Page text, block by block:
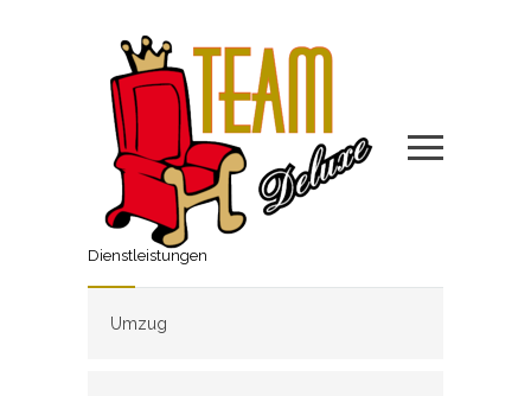
Dienstleistungen
Umzug